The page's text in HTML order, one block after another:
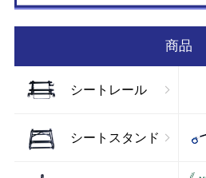
商品
シートレール
シートスタンド